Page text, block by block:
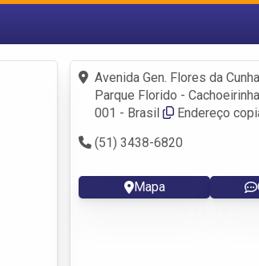
Fazer login
Criar conta
Avenida Gen. Flores da
Parque Florido -
001 - Brasil
Endereço
(51) 3438-6820
Mapa